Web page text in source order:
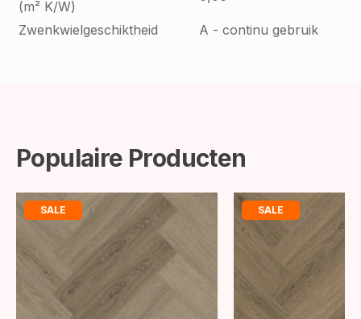
(m² K/W)
Zwenkwielgeschiktheid A - continu gebruik
Populaire Producten
SALE SALE